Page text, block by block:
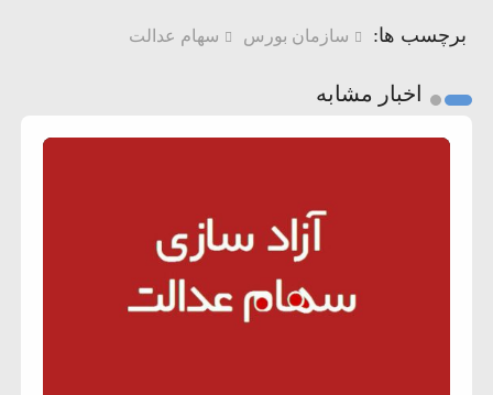
برچسب ها: سازمان بورس سهام عدالت
اخبار مشابه